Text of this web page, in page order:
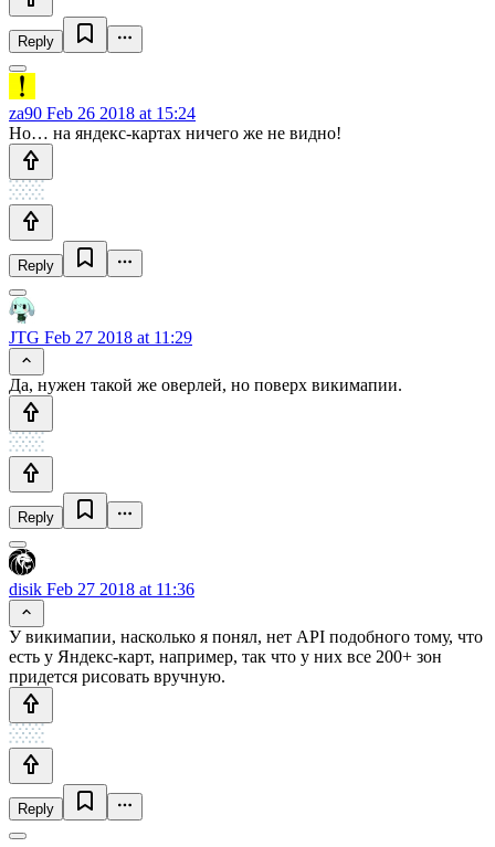
Reply
za90 Feb 26 2018 at 15:24
Но… на яндекс-картах ничего же не видно!
Reply
JTG Feb 27 2018 at 11:29
Да, нужен такой же оверлей, но поверх викимапии.
Reply
disik Feb 27 2018 at 11:36
У викимапии, насколько я понял, нет API подобного тому, что
есть у Яндекс-карт, например, так что у них все 200+ зон
придется рисовать вручную.
Reply